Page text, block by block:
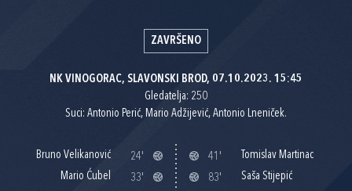
ZAVRŠENO
NK VINOGORAC, SLAVONSKI BROD, 07.10.2023. 15:45
Gledatelja: 250
Suci: Antonio Perić, Mario Adžijević, Antonio Lneniček.
Bruno Velikanović
24'
Mario Ćubel
33'
41'
Tomislav Martinac
83'
Saša Stijepić